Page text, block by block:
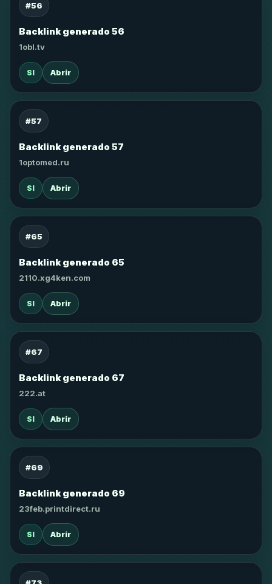
#56
Backlink generado 56
1obl.tv
SI Abrir
#57
Backlink generado 57
1optomed.ru
SI Abrir
#65
Backlink generado 65
2110.xg4ken.com
SI Abrir
#67
Backlink generado 67
222.at
SI Abrir
#69
Backlink generado 69
23feb.printdirect.ru
SI Abrir